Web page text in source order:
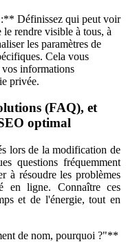
Définissez qui peut voir
rendre visible à tous, à
les paramètres de
Cela vous
informations
privée.
(FAQ), et
optimal
lors de la modification de
questions fréquemment
à résoudre les problèmes
en ligne. Connaître ces
et de l'énergie, tout en
de nom, pourquoi ?"**